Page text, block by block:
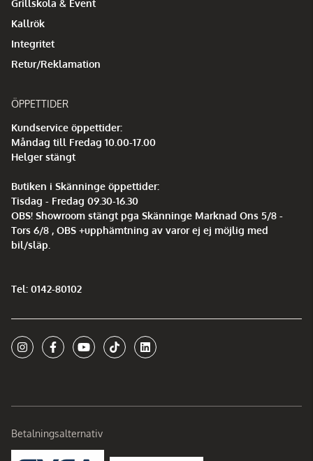
Grillskola & Event
Kallrök
Integritet
Retur/Reklamation
ÖPPETTIDER
Kundservice öppettider:
Måndag till Fredag 10.00-17.00
Helger stängt
Butiken i Skänninge öppettider:
Tisdag - Fredag 09.30-16.30
OBS! Showroom stängt pga Skänninge Marknad Ons 5/8 -
Tors 6/8 , OBS +upphämtning av varor ej ej möjlig med
bil/släp.
Tel: 0142-80102
Betalningsalternativ